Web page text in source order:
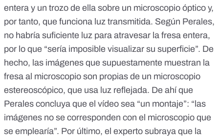
entera y un trozo de ella sobre un microscopio óptico y,
por tanto, que funciona luz transmitida. Según Perales,
no habría suficiente luz para atravesar la fresa entera,
por lo que “sería imposible visualizar su superficie”. De
hecho, las imágenes que supuestamente muestran la
fresa al microscopio son propias de un microscopio
estereoscópico, que usa luz reflejada. De ahí que
Perales concluya que el vídeo sea “un montaje”: “las
imágenes no se corresponden con el microscopio que
se emplearía”. Por último, el experto subraya que la